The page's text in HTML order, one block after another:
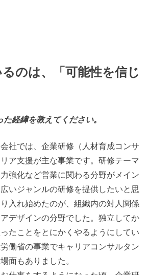
のは、「可能性を信じ
経緯を教えてください。
社では、企業研修（人材育成コンサ
ア支援が主な事業です。研修テーマ
強化など営業に関わる分野がメイン
いジャンルの研修を提供したいと思
入れ始めたのが、組織内の対人関係
デザインの分野でした。独立してか
たことをとにかくやるようにしてい
働省の事業でキャリアコンサルタン
面もありました。